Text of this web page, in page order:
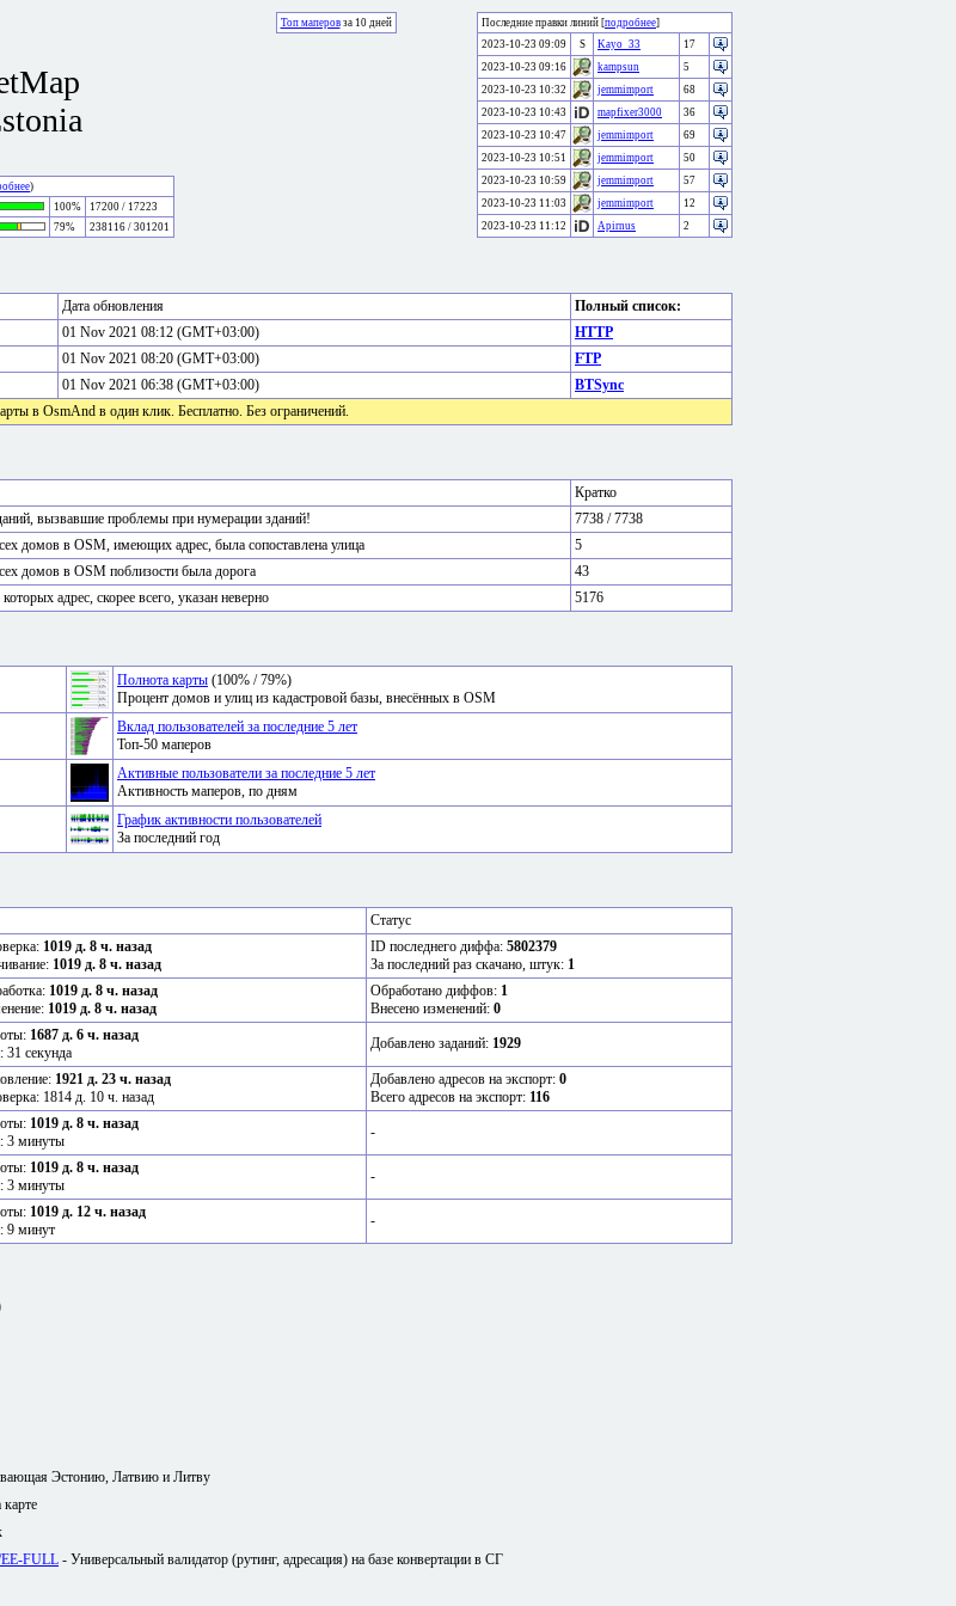
)
100%
17200 / 17223
79% 238116 / 301201
Топ маперовза 10 дней Последние правки линий [подробнее]
2023-10-23 09:09
S Kayo_33
17
2023-10-23 09:16
kampsun
5
2023-10-23 10:32
jemmimport
68
2023-10-23 10:43
mapfixer3000
36
2023-10-23 10:47
jemmimport
69
2023-10-23 10:51
jemmimport
50
2023-10-23 10:59
jemmimport
57
2023-10-23 11:03
jemmimport
12
2023-10-23 11:12
Apirnus 2
Дата обновления
Полный список:
01 Nov 2021 08:12 (GMT+03:00)
HTTP
01 Nov 2021 08:20 (GMT+03:00)
FTP
01 Nov 2021 06:38 (GMT+03:00)
BTSync
в OsmAnd в один клик. Бесплатно. Без ограничений.
Кратко
вызвавшие проблемы при нумерации зданий!
7738 / 7738
домов в OSM, имеющих адрес, была сопоставлена улица
5
домов в OSM поблизости была дорога
43
адрес, скорее всего, указан неверно 5176
Полнота карты (100% / 79%)
Процент домов и улиц из кадастровой базы, внесённых в OSM
Вклад пользователей за последние 5 лет
Топ-50 маперов
Активные пользователи за последние 5 лет
Активность маперов, по дням
График активности пользователей
За последний год
Статус
1019 д. 8 ч. назад
1019 д. 8 ч. назад
ID последнего диффа: 5802379
За последний раз скачано, штук: 1
1019 д. 8 ч. назад
1019 д. 8 ч. назад
Обработано диффов: 1
Внесено изменений: 0
1687 д. 6 ч. назад
секунда
Добавлено заданий: 1929
1921 д. 23 ч. назад
1814 д. 10 ч. назад
Добавлено адресов на экспорт: 0
Всего адресов на экспорт: 116
1019 д. 8 ч. назад
3 минуты
-
1019 д. 8 ч. назад
3 минуты
-
1019 д. 12 ч. назад
9 минут
-
Эстонию, Латвию и Литву
EE-FULL - Универсальный валидатор (рутинг, адресация) на базе конвертации в СГ